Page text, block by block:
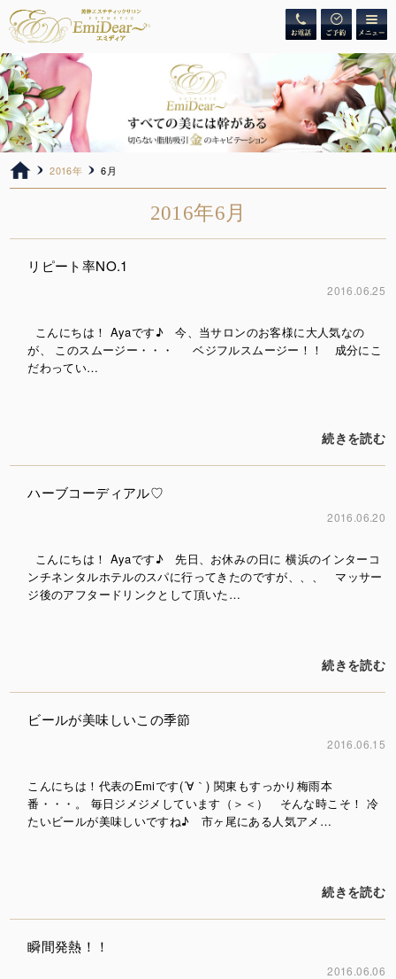
2016年 6月
2016年6月
リピート率NO.1
2016.06.25
こんにちは！ Ayaです♪ 今、当サロンのお客様に大人気なの
が、 このスムージー・・・ ベジフルスムージー！！ 成分にこ
だわってい…
続きを読む
ハーブコーディアル♡
2016.06.20
こんにちは！ Ayaです♪ 先日、お休みの日に 横浜のインターコ
ンチネンタルホテルのスパに行ってきたのですが、、、 マッサー
ジ後のアフタードリンクとして頂いた…
続きを読む
ビールが美味しいこの季節
2016.06.15
こんにちは！代表のEmiです(´∀｀) 関東もすっかり梅雨本
番・・・。 毎日ジメジメしています（＞＜） そんな時こそ！ 冷
たいビールが美味しいですね♪ 市ヶ尾にある人気アメ…
続きを読む
瞬間発熱！！
2016.06.06